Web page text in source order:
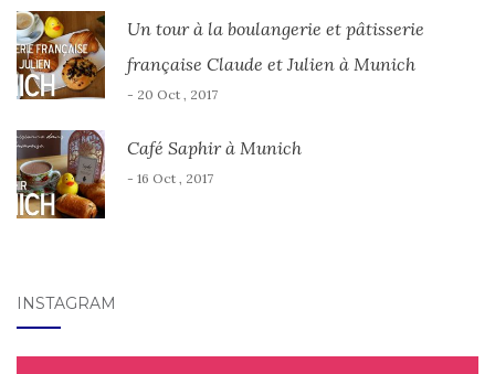
Un tour à la boulangerie et pâtisserie
française Claude et Julien à Munich
- 20 Oct , 2017
Café Saphir à Munich
- 16 Oct , 2017
INSTAGRAM